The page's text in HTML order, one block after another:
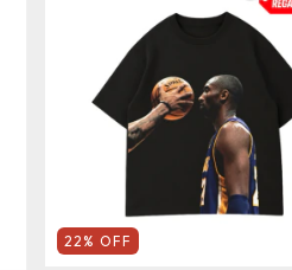
22 % OFF